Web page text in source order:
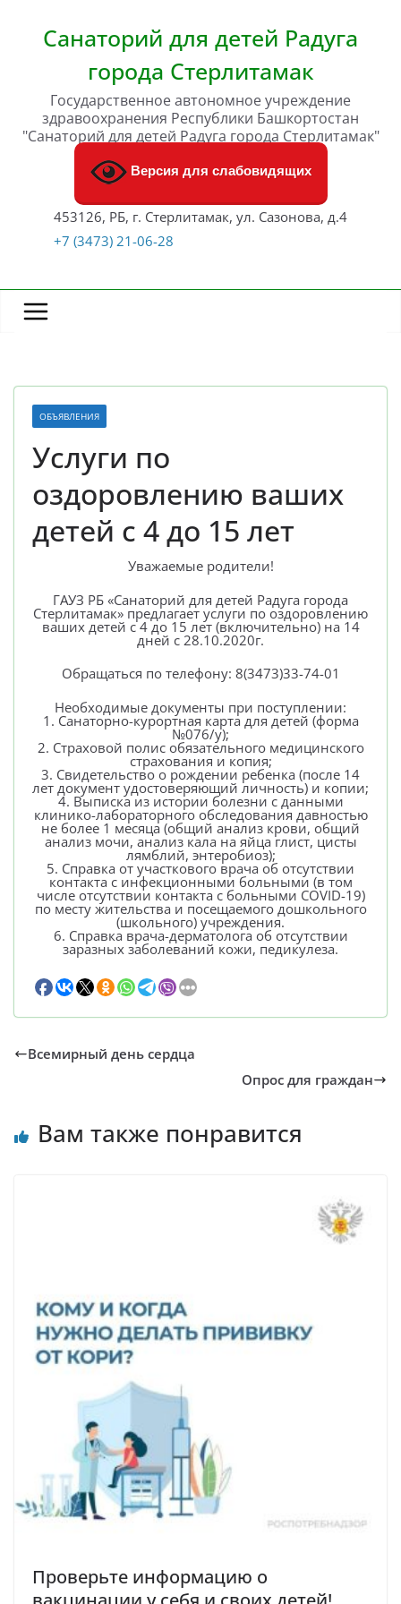
содержимомуСанаторий для детей Радуга
города Стерлитамак
Государственное автономное учреждение
здравоохранения Республики Башкортостан
"Санаторий для детей Радуга города Стерлитамак"
Версия для слабовидящих
453126, РБ, г. Стерлитамак, ул. Сазонова, д.4
+7 (3473) 21-06-28
ОБЪЯВЛЕНИЯ
Услуги по
оздоровлению ваших
детей с 4 до 15 лет
Уважаемые родители!
ГАУЗ РБ «Санаторий для детей Радуга города
Стерлитамак» предлагает услуги по оздоровлению
ваших детей с 4 до 15 лет (включительно) на 14
дней с 28.10.2020г.
Обращаться по телефону: 8(3473)33-74-01
Необходимые документы при поступлении:
1. Санаторно-курортная карта для детей (форма
№076/у);
2. Страховой полис обязательного медицинского
страхования и копия;
3. Свидетельство о рождении ребенка (после 14
лет документ удостоверяющий личность) и копии;
4. Выписка из истории болезни с данными
клинико-лабораторного обследования давностью
не более 1 месяца (общий анализ крови, общий
анализ мочи, анализ кала на яйца глист, цисты
лямблий, энтеробиоз);
5. Справка от участкового врача об отсутствии
контакта с инфекционными больными (в том
числе отсутствии контакта с больными COVID-19)
по месту жительства и посещаемого дошкольного
(школьного) учреждения.
6. Справка врача-дерматолога об отсутствии
заразных заболеваний кожи, педикулеза.
Всемирный день сердца
Опрос для граждан
Вам также понравится
Проверьте информацию о